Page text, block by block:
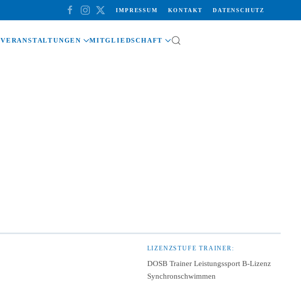
IMPRESSUM KONTAKT DATENSCHUTZ
VERANSTALTUNGEN MITGLIEDSCHAFT
LIZENZSTUFE TRAINER:
DOSB Trainer Leistungssport B-Lizenz
Synchronschwimmen